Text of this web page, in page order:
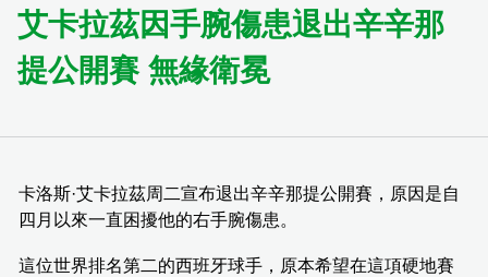
艾卡拉茲因手腕傷患退出辛辛那
提公開賽 無緣衛冕
卡洛斯·艾卡拉茲周二宣布退出辛辛那提公開賽，原因是自
四月以來一直困擾他的右手腕傷患。
這位世界排名第二的西班牙球手，原本希望在這項硬地賽